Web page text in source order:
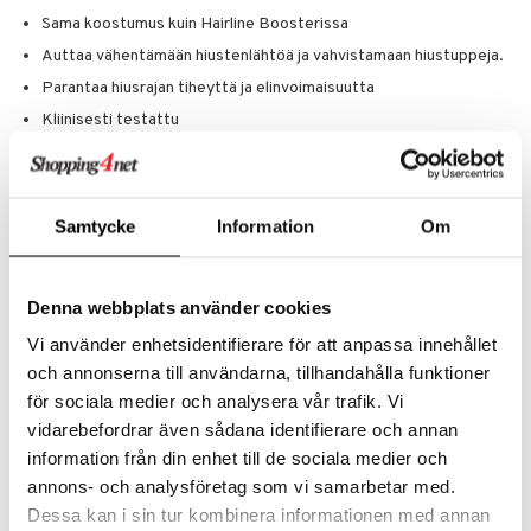
Samtycke Information Om
Denna webbplats använder cookies
Vi använder enhetsidentifierare för att anpassa innehållet
och annonserna till användarna, tillhandahålla funktioner
för sociala medier och analysera vår trafik. Vi
vidarebefordrar även sådana identifierare och annan
information från din enhet till de sociala medier och
annons- och analysföretag som vi samarbetar med.
Dessa kan i sin tur kombinera informationen med annan
Sama koostumus kuin Hairline Boosterissa
Auttaa vähentämään hiustenlähtöä ja vahvistamaan hiustuppeja.
Parantaa hiusrajan tiheyttä ja elinvoimaisuutta
Kliinisesti testattu
100 % Vegaaninen
Vaihda täyttöpakkaus kuukauden kuluttua tai kun tuote on loppu.
Aseta uusi patruuna Hairline Booster -kynääsi ja käytä päivittäin
puhtaaseen, kuivaan hiusrajaan.
tutkimukset osoittavat, että hiustenlähdön huomattava
vähentäminen kestää vähintään 45 päivää ja uuden hiustenkasvun
stimuloiminen noin 150 päivää.
Ainesosat
Aqua (Water), Alcohol, Niacinamide, Caffeine, Curcuma Longa Callus
Conditioned Media, Panthenol, Vanillyl Butyl Ether, Sodium PCA,
Eucalyptus Globulus Oil, Sodium Lactate, Arginine, Aspartic Acid,
PCA, Pentylene Glycol, Zinc PCA, Glycine, Alanine, Serine, Valine,